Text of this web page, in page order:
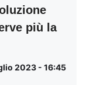
più la
2023 - 16:45